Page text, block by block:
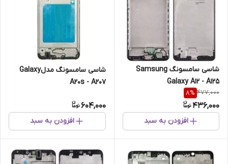
شاسی سامسونگ Samsung
Galaxy A12 - A125
477,000
8%
436,000
افزودن به سبد
شاسی سامسونگ مدلGalaxy
A20s - A207
604,000
افزودن به سبد